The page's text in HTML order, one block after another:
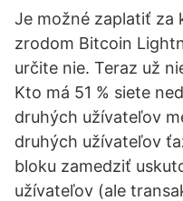
Je možné zaplatiť za
zrodom Bitcoin
určite nie. Teraz už
Kto má 51 % siete
druhých užívateľov
druhých užívateľov
bloku zamedziť
užívateľov (ale